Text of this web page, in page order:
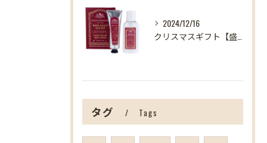
2024/12/16
タグ Tags